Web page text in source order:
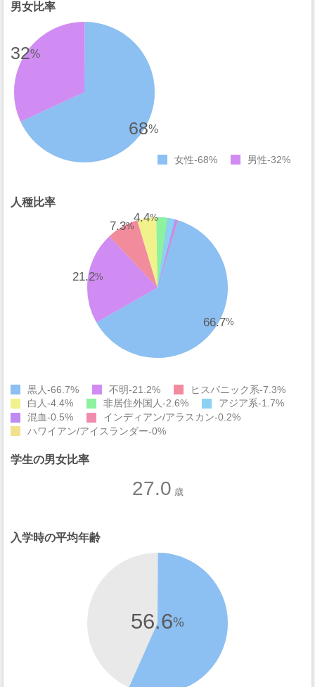
男女比率
68%
32%
女性 68% 男性 32%
人種比率
66.7%
21.2%
7.3%
4.4%
黒人 66.7% 不明 21.2% ヒスパニック系 7.3%
白人 4.4% 非居住外国人 2.6% アジア系 1.7%
混血 0.5% インディアン/アラスカン 0.2%
ハワイアン/アイスランダー 0%
学生の男女比率
27.0 歳
入学時の平均年齢
56.6%